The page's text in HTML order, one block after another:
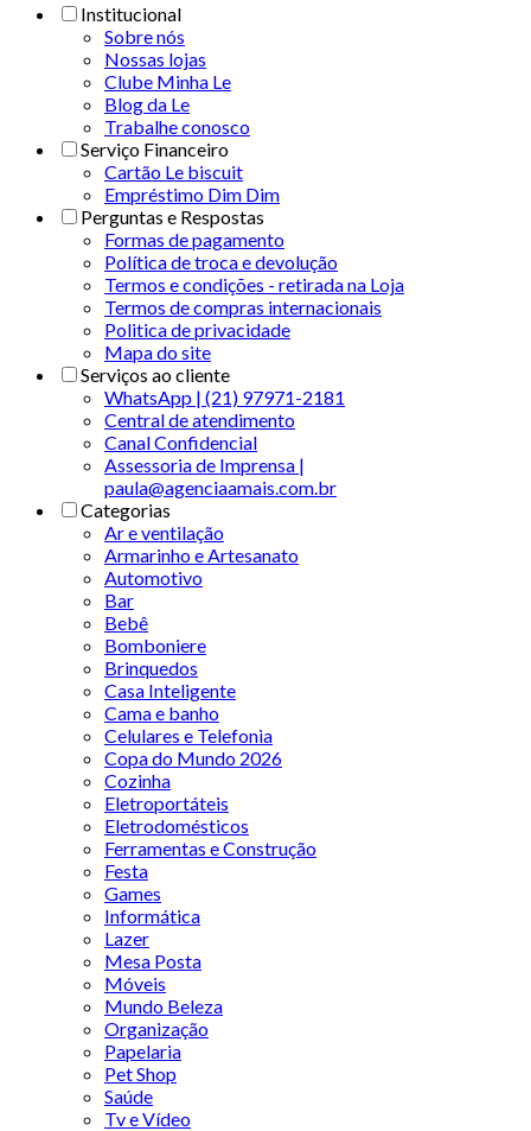
Institucional
Sobre nós
Nossas lojas
Clube Minha Le
Blog da Le
Trabalhe conosco
Serviço Financeiro
Cartão Le biscuit
Empréstimo Dim Dim
Perguntas e Respostas
Formas de pagamento
Política de troca e devolução
Termos e condições - retirada na Loja
Termos de compras internacionais
Politica de privacidade
Mapa do site
Serviços ao cliente
WhatsApp | (21) 97971-2181
Central de atendimento
Canal Confidencial
Assessoria de Imprensa |
paula@agenciaamais.com.br
Categorias
Ar e ventilação
Armarinho e Artesanato
Automotivo
Bar
Bebê
Bomboniere
Brinquedos
Casa Inteligente
Cama e banho
Celulares e Telefonia
Copa do Mundo 2026
Cozinha
Eletroportáteis
Eletrodomésticos
Ferramentas e Construção
Festa
Games
Informática
Lazer
Mesa Posta
Móveis
Mundo Beleza
Organização
Papelaria
Pet Shop
Saúde
Tv e Vídeo